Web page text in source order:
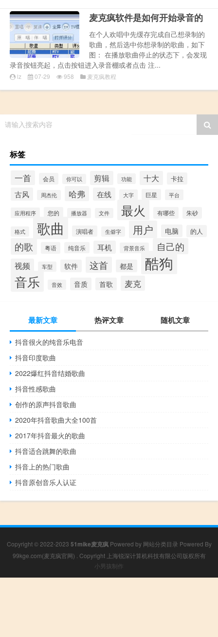
麦克疯软件是如何开始录音的
在个人欢唱中先缓存完成自己想录制的
歌曲，然后选中你想录制的歌曲，如下
图： 在播放歌曲停止的状态下，会发现
录音按钮亮起，点击按钮进入录音棚或者点击 注...
lz 07-29 958 麦克疯教程
请输入搜索内容
标签
一首 会员 你可以 剪辑 功能 十大 卡拉
古风 周杰伦 哈弗 在线 大字 巨星 平台
应用程序 您的 播放器 文件 最火 有哪些 朱砂
格式 歌曲 演唱者 生僻字 用户 电脑 的人
的歌 粤语 纯音乐 耳机 背景音乐 自己的
视频 车型 软件 这首 都是 酷狗
音乐 音效 音质 首歌 麦克
最新文章 热评文章 随机文章
抖音很火的纯音乐电音
抖音印度歌曲
2022爆红抖音结婚歌曲
抖音性感歌曲
创作的原声抖音歌曲
2020年抖音歌曲大全100首
2017年抖音最火的歌曲
抖音适合跳舞的歌曲
抖音上的热门歌曲
抖音原创音乐人认证
Copyright © 2022-2023 51mike麦克疯Powered by 网站分类目录 Powered By
99kge.com(麦克疯官网) . Copyright 上海锐深计算机科技有限公司版权所有
小男孩制作